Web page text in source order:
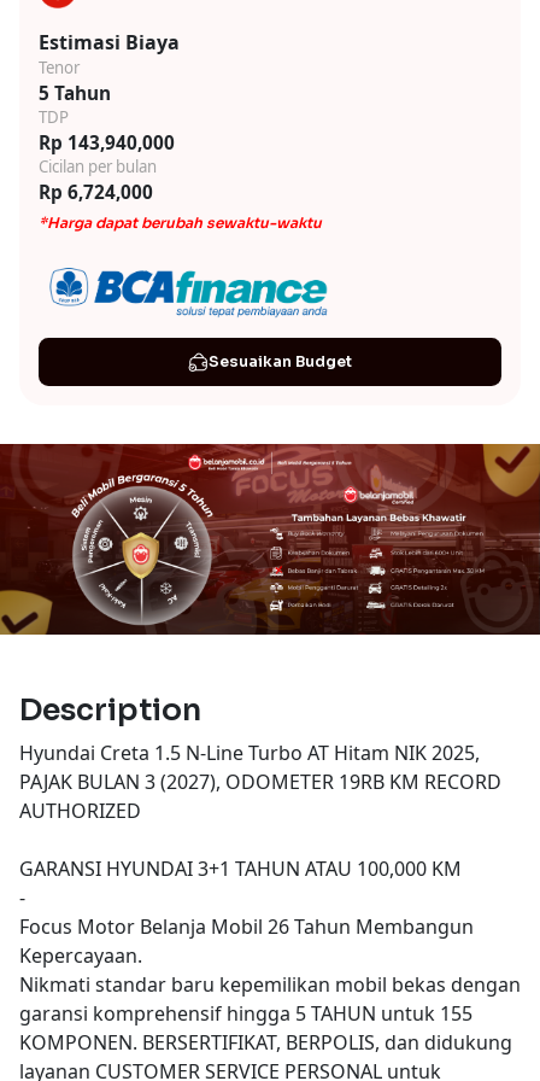
Estimasi Biaya
Tenor
5 Tahun
TDP
Rp 143,940,000
Cicilan per bulan
Rp 6,724,000
*Harga dapat berubah sewaktu-waktu
Sesuaikan Budget
Description
Hyundai Creta 1.5 N-Line Turbo AT Hitam NIK 2025,
PAJAK BULAN 3 (2027), ODOMETER 19RB KM RECORD
AUTHORIZED
GARANSI HYUNDAI 3+1 TAHUN ATAU 100,000 KM
-
Focus Motor Belanja Mobil 26 Tahun Membangun
Kepercayaan.
Nikmati standar baru kepemilikan mobil bekas dengan
garansi komprehensif hingga 5 TAHUN untuk 155
KOMPONEN. BERSERTIFIKAT, BERPOLIS, dan didukung
layanan CUSTOMER SERVICE PERSONAL untuk